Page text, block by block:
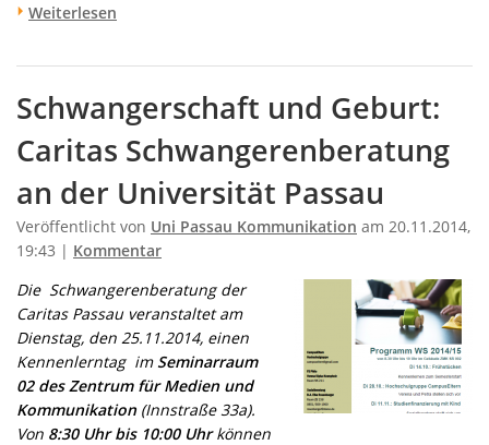
Weiterlesen
Schwangerschaft und Geburt:
Caritas Schwangerenberatung
an der Universität Passau
Veröffentlicht von Uni Passau Kommunikation am 20.11.2014,
19:43 | Kommentar
Die Schwangerenberatung der
Caritas Passau veranstaltet am
Dienstag, den 25.11.2014, einen
Kennenlerntag im Seminarraum
02 des Zentrum für Medien und
Kommunikation (Innstraße 33a).
Von 8:30 Uhr bis 10:00 Uhrkönnen